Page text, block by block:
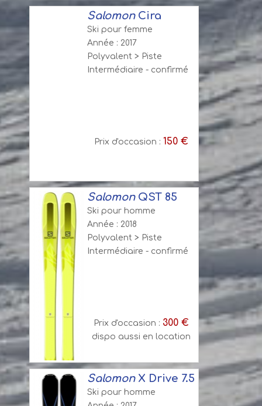
SalomonCira
Ski pour femme
Année : 2017
Polyvalent > Piste
Intermédiaire - confirmé
Prix d'occasion : 150 €
SalomonQST 85
Ski pour homme
Année : 2018
Polyvalent > Piste
Intermédiaire - confirmé
Prix d'occasion : 300 €
dispo aussi en location
SalomonX Drive 7.5
Ski pour homme